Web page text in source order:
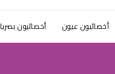
أخصائيون عيون أخصائيون